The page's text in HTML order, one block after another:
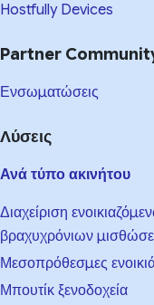
Hostfully Devices
Partner
Ενσωματώσεις
Λύσεις
Ανά τύπο ακινήτου
Διαχείριση
βραχυχρόνιων
Μεσοπρόθεσμες
Μπουτίκ ξενοδοχεία